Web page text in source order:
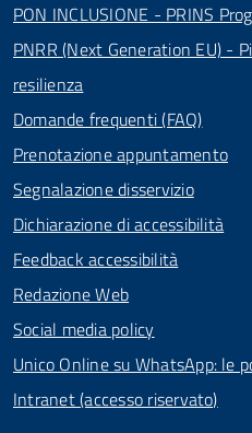
PON INCLUSIONE - PRINS
PNRR (Next Generation EU) -
resilienza
Domande frequenti (FAQ)
Prenotazione appuntamento
Segnalazione disservizio
Dichiarazione di accessibilità
Feedback accessibilità
Redazione Web
Social media policy
Unico Online su WhatsApp: le
Intranet (accesso riservato)